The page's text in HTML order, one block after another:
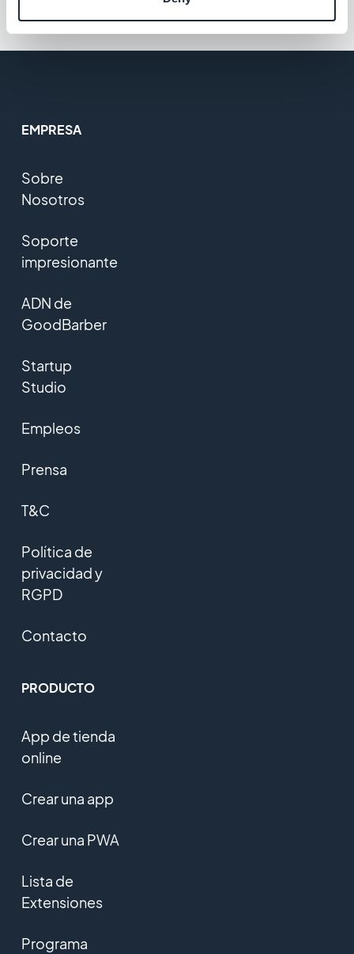
EMPRESA
Sobre
Nosotros
Soporte
impresionante
ADN de
GoodBarber
Startup
Studio
Empleos
Prensa
T&C
Política de
privacidad y
RGPD
Contacto
PRODUCTO
App de tienda
online
Crear una app
Crear una PWA
Lista de
Extensiones
Programa